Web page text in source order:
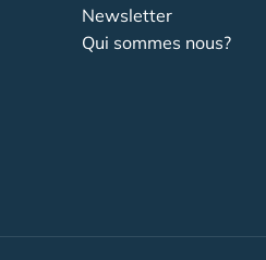
Newsletter
Qui sommes nous?